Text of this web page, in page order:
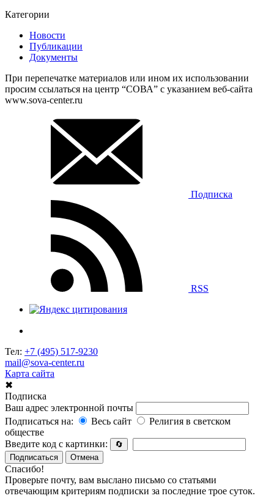
Категории
Новости
Публикации
Документы
При перепечатке материалов или ином их использовании
просим ссылаться на центр “СОВА” с указанием веб-сайта
www.sova-center.ru
Подписка
RSS
Тел: +7 (495) 517-9230
mail@sova-center.ru
Карта сайта
✖
Подписка
Ваш адрес электронной почты
Подписаться на:
Весь сайт
Религия в светском
обществе
Введите код с картинки:
🔄
Подписаться
Отмена
Спасибо!
Проверьте почту, вам выслано письмо со статьями
отвечающим критериям подписки за последние трое суток.